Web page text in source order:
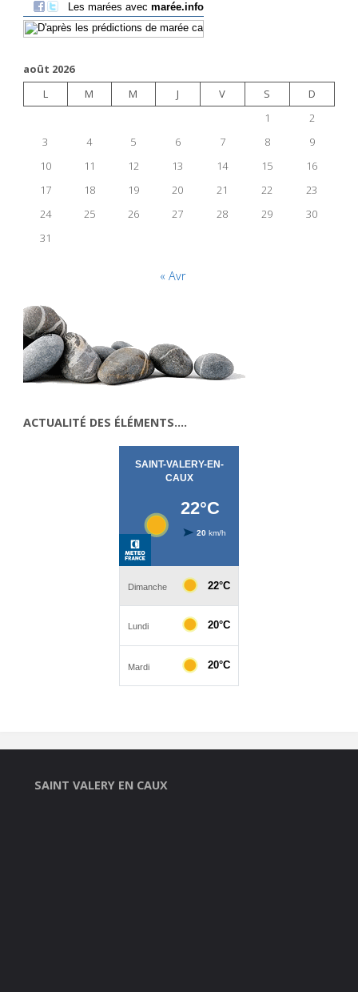
août 2026
L
M M J V S
D
1
2
3
4 5 6 7 8
9
10
11 12 13 14 15
16
17
18 19 20 21 22
23
24
25 26 27 28 29
30
31
« Avr
ACTUALITÉ DES ÉLÉMENTS….
SAINT VALERY EN CAUX